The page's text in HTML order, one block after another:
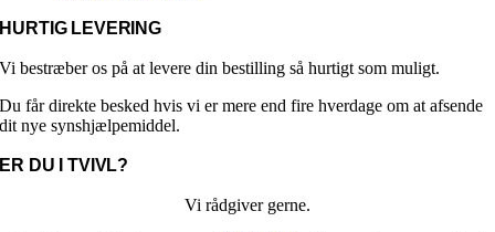
HURTIG LEVERING
Vi bestræber os på at levere din bestilling så hurtigt som muligt.
Du får direkte besked hvis vi er mere end fire hverdage om at afsende
dit nye synshjælpemiddel.
ER DU I TVIVL?
Vi rådgiver gerne.